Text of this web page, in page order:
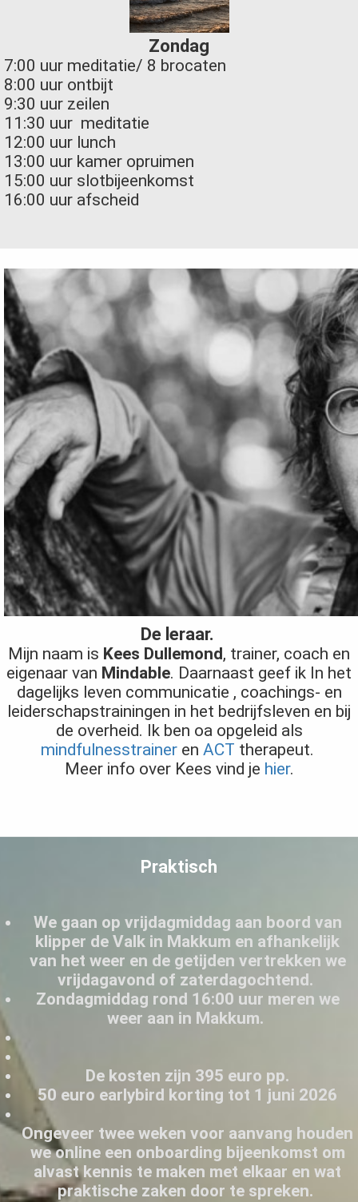
Zondag
7:00 uur meditatie/ 8 brocaten
8:00 uur ontbijt
9:30 uur zeilen
11:30 uur meditatie
12:00 uur lunch
13:00 uur kamer opruimen
15:00 uur slotbijeenkomst
16:00 uur afscheid
De leraar.
Mijn naam is Kees Dullemond, trainer, coach en
eigenaar van Mindable. Daarnaast geef ik In het
dagelijks leven communicatie , coachings- en
leiderschapstrainingen in het bedrijfsleven en bij
de overheid. Ik ben oa opgeleid als
mindfulnesstraineren ACT therapeut.
Meer info over Kees vind je hier.
Praktisch
We gaan op vrijdagmiddag aan boord van
klipper de Valk in Makkum en afhankelijk
van het weer en de getijden vertrekken we
vrijdagavond of zaterdagochtend.
Zondagmiddag rond 16:00 uur meren we
weer aan in Makkum.
De kosten zijn 395 euro pp.
50 euro earlybird korting tot 1 juni 2026
Ongeveer twee weken voor aanvang houden
we online een onboarding bijeenkomst om
alvast kennis te maken met elkaar en wat
praktische zaken door te spreken.